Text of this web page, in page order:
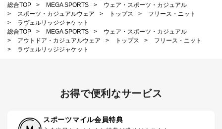
総合TOP
> MEGA SPORTS >
ウェア・スポーツ・カジュアル
>
スポーツ・カジュアルウェア > トップス >
フリース・ニット
>
ラヴェルリッジジャケット
総合TOP
> MEGA SPORTS >
ウェア・スポーツ・カジュアル
>
アウトドア・カジュアルウェア > トップス >
フリース・ニット
>
ラヴェルリッジジャケット
お得で便利なサービス
スポーツマイル会員特典